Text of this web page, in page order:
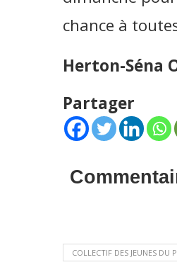
chance à
Herton-Séna
Partager
COLLECTIF DES JEUNES DU